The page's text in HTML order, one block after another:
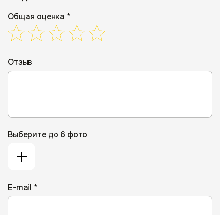
Общая оценка *
Отзыв
Выберите до 6 фото
E-mail *